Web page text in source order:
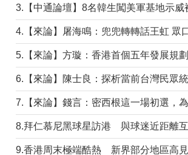
8.拜仁慕尼黑球星訪港 與球迷近距離
9.香港周末極端酷熱 新界部分地區高